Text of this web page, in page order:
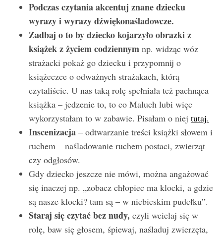
Podczas czytania akcentuj znane dziecku
wyrazy i wyrazy dźwiękonaśladowcze.
Zadbaj o to by dziecko kojarzyło obrazki z
książek z życiem codziennym np. widząc wóz
strażacki pokaż go dziecku i przypomnij o
książeczce o odważnych strażakach, którą
czytaliście. U nas taką rolę spełniała też pachnąca
książka – jedzenie to, to co Maluch lubi więc
wykorzystałam to w zabawie. Pisałam o niej tutaj.
Inscenizacja – odtwarzanie treści książki słowem i
ruchem – naśladowanie ruchem postaci, zwierząt
czy odgłosów.
Gdy dziecko jeszcze nie mówi, można angażować
się inaczej np. „zobacz chłopiec ma klocki, a gdzie
są nasze klocki? tam są – w niebieskim pudełku”.
Staraj się czytać bez nudy, czyli wcielaj się w
rolę, baw się głosem, śpiewaj, naśladuj zwierzęta,